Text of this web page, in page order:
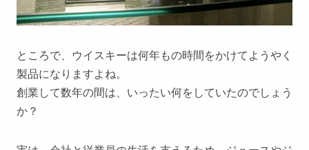
ところで、ウイスキーは何年もの時間をかけてようやく
製品になりますよね。
創業して数年の間は、いったい何をしていたのでしょう
か？